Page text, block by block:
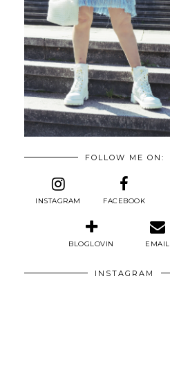
FOLLOW ME ON:
INSTAGRAM FACEBOOK
BLOGLOVIN EMAIL
INSTAGRAM